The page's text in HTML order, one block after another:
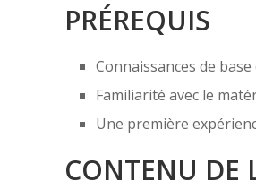
PRÉREQUIS
Connaissances de
Familiarité avec le
Une première
CONTENU DE